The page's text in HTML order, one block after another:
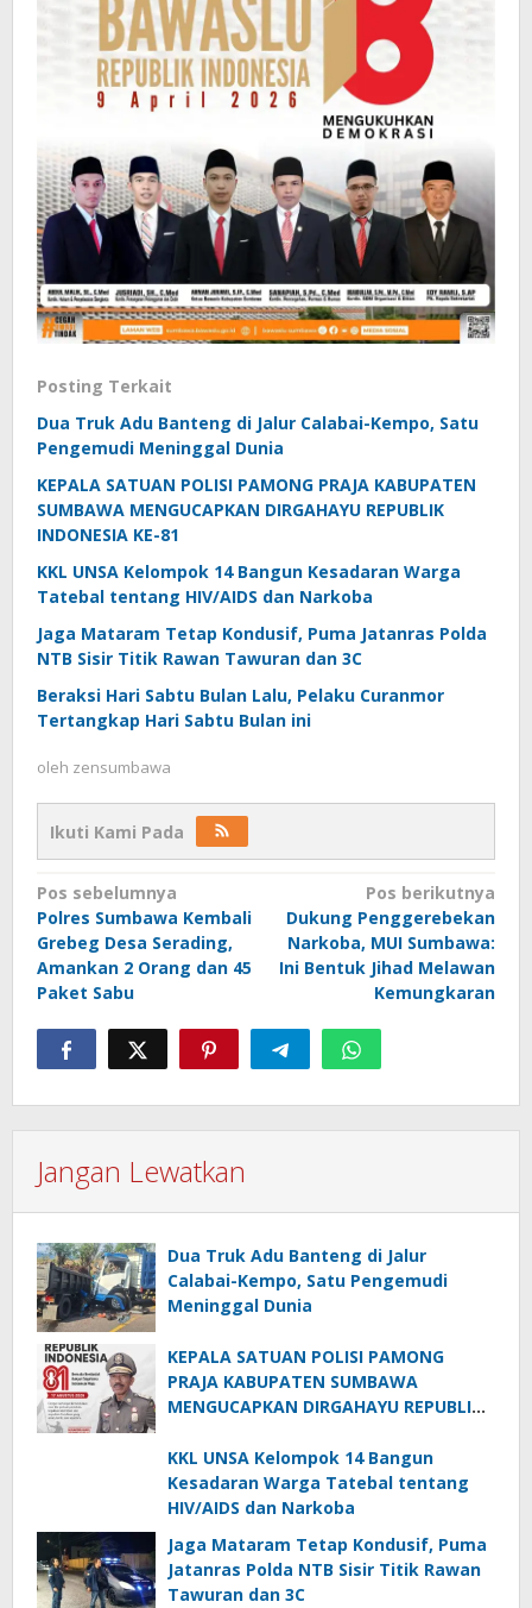
Posting Terkait
Dua Truk Adu Banteng di Jalur Calabai-Kempo, Satu
Pengemudi Meninggal Dunia
KEPALA SATUAN POLISI PAMONG PRAJA KABUPATEN
SUMBAWA MENGUCAPKAN DIRGAHAYU REPUBLIK
INDONESIA KE-81
KKL UNSA Kelompok 14 Bangun Kesadaran Warga
Tatebal tentang HIV/AIDS dan Narkoba
Jaga Mataram Tetap Kondusif, Puma Jatanras Polda
NTB Sisir Titik Rawan Tawuran dan 3C
Beraksi Hari Sabtu Bulan Lalu, Pelaku Curanmor
Tertangkap Hari Sabtu Bulan ini
oleh zensumbawa
Ikuti Kami Pada
Navigasi
pos
Pos sebelumnya
Polres Sumbawa Kembali
Grebeg Desa Serading,
Amankan 2 Orang dan 45
Paket Sabu
Pos berikutnya
Dukung Penggerebekan
Narkoba, MUI Sumbawa:
Ini Bentuk Jihad Melawan
Kemungkaran
Jangan Lewatkan
Dua Truk Adu Banteng di Jalur
Calabai-Kempo, Satu Pengemudi
Meninggal Dunia
KEPALA SATUAN POLISI PAMONG
PRAJA KABUPATEN SUMBAWA
MENGUCAPKAN DIRGAHAYU REPUBLIK
KKL UNSA Kelompok 14 Bangun
Kesadaran Warga Tatebal tentang
HIV/AIDS dan Narkoba
Jaga Mataram Tetap Kondusif, Puma
Jatanras Polda NTB Sisir Titik Rawan
Tawuran dan 3C